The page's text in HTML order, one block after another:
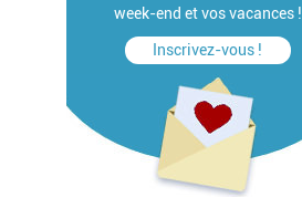
week-end et vos vacances !
Inscrivez-vous !